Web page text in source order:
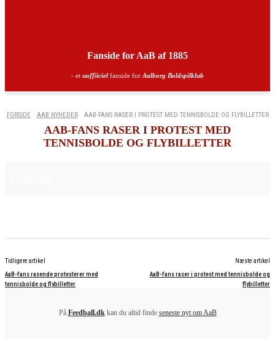
Fanside for AaB af 1885
- et uoffiiciel fanside for Aalborg Boldspilklub
FORSIDE AAB NYHEDER AAB-FANS RASER I PROTEST MED TENNISBOLDE OG FLYBILLETTER
AAB-FANS RASER I PROTEST MED
TENNISBOLDE OG FLYBILLETTER
Tidligere artikel
AaB-fans rasende protesterer med
tennisbolde og flybilletter
Næste artikel
AaB-fans raser i protest med tennisboldе og
flybilletter
På Feedball.dkkan du altid finde seneste nyt om AaB